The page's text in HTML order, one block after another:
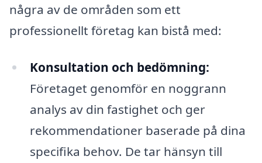
några av de områden som ett
professionellt företag kan bistå med:
Konsultation och bedömning:
Företaget genomför en noggrann
analys av din fastighet och ger
rekommendationer baserade på dina
specifika behov. De tar hänsyn till